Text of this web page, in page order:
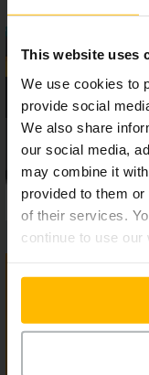
This website uses
We use cookies to
provide social
We also share
our social media,
may combine it
provided to them
of their services.
continue to use our